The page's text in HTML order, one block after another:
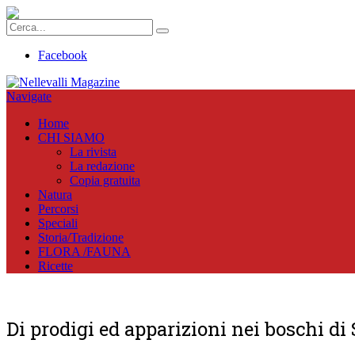
Facebook
Navigate
Home
CHI SIAMO
La rivista
La redazione
Copia gratuita
Natura
Percorsi
Speciali
Storia/Tradizione
FLORA /FAUNA
Ricette
Di prodigi ed apparizioni nei boschi di